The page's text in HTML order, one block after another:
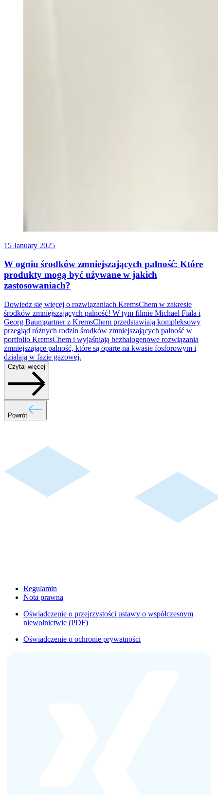
15 January 2025
W ogniu środków zmniejszających palność: Które
produkty mogą być używane w jakich
zastosowaniach?
Dowiedz się więcej o rozwiązaniach KremsChem w zakresie
środków zmniejszających palność! W tym filmie Michael Fiala i
Georg Baumgartner z KremsChem przedstawiają kompleksowy
przegląd różnych rodzin środków zmniejszających palność w
portfolio KremsChem i wyjaśniają bezhalogenowe rozwiązania
zmniejszające palność, które są oparte na kwasie fosforowym i
działają w fazie gazowej.
Czytaj więcej
Powrót
Regulamin
Nota prawna
Oświadczenie o przejrzystości ustawy o współczesnym
niewolnictwie (PDF)
Oświadczenie o ochronie prywatności